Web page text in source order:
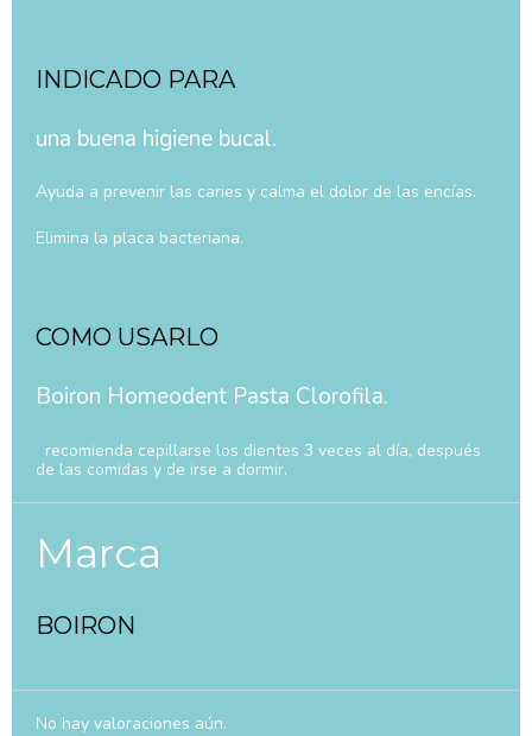
INDICADO PARA
una buena higiene bucal.
Ayuda a prevenir las caries y calma el dolor de las encías.
Elimina la placa bacteriana.
COMO USARLO
Boiron Homeodent Pasta Clorofila.
recomienda cepillarse los dientes 3 veces al día, después
de las comidas y de irse a dormir.
Marca
BOIRON
No hay valoraciones aún.